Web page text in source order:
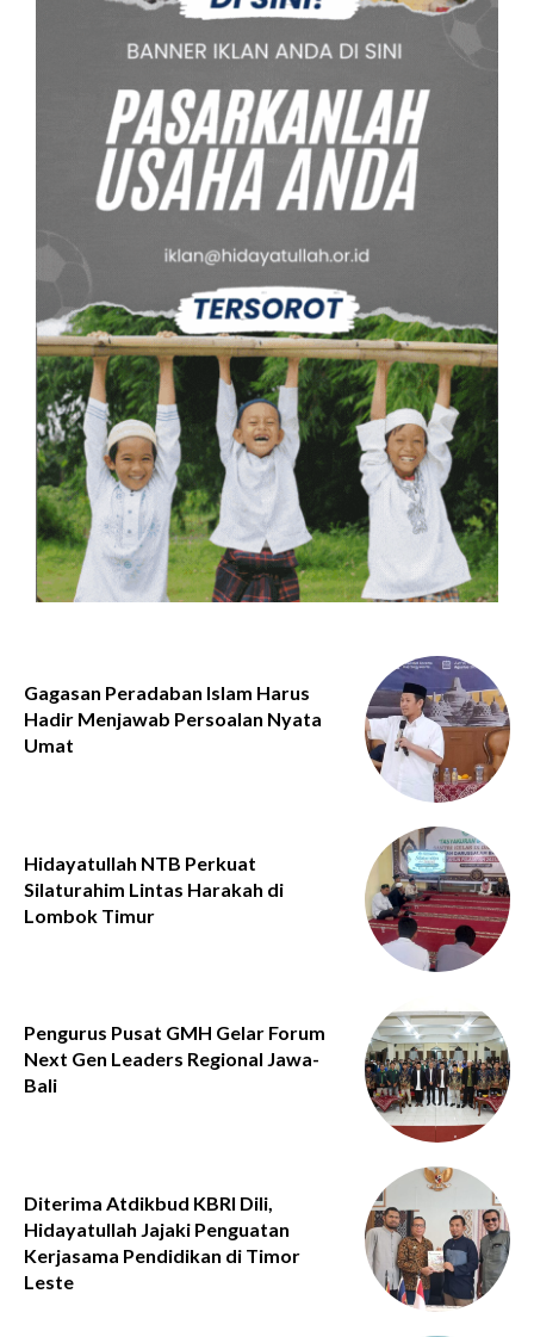
Gagasan Peradaban Islam Harus
Hadir Menjawab Persoalan Nyata
Umat
Hidayatullah NTB Perkuat
Silaturahim Lintas Harakah di
Lombok Timur
Pengurus Pusat GMH Gelar Forum
Next Gen Leaders Regional Jawa-
Bali
Diterima Atdikbud KBRI Dili,
Hidayatullah Jajaki Penguatan
Kerjasama Pendidikan di Timor
Leste